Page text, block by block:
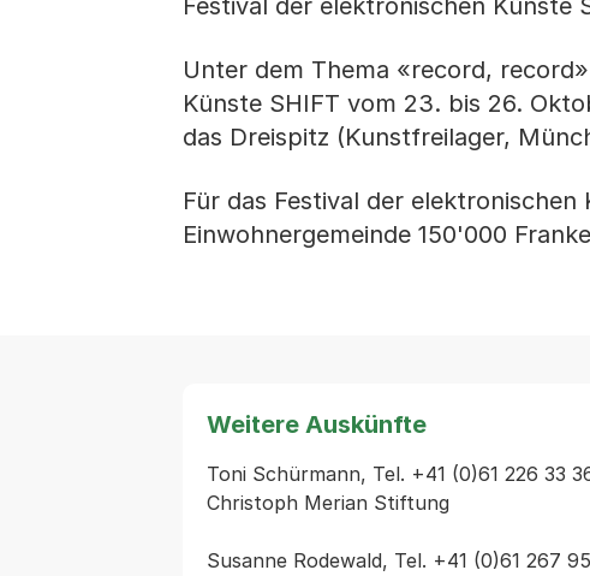
Festival der elektronischen Künste
Unter dem Thema «record,
Künste SHIFT vom 23. bis 26.
das Dreispitz (Kunstfreilager,
Für das Festival der
Einwohnergemeinde 150'000
Weitere Auskünfte
Toni Schürmann, Tel. +41 (0)61 226 33
Christoph Merian Stiftung
Susanne Rodewald, Tel. +41 (0)61 267